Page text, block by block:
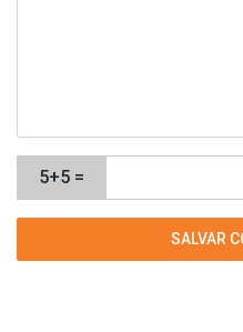
5+5 =